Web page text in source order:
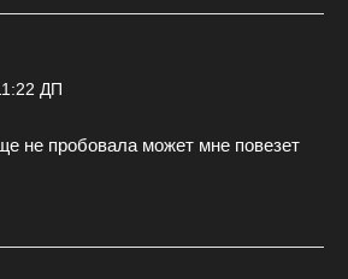
ДП
не пробовала может мне повезет